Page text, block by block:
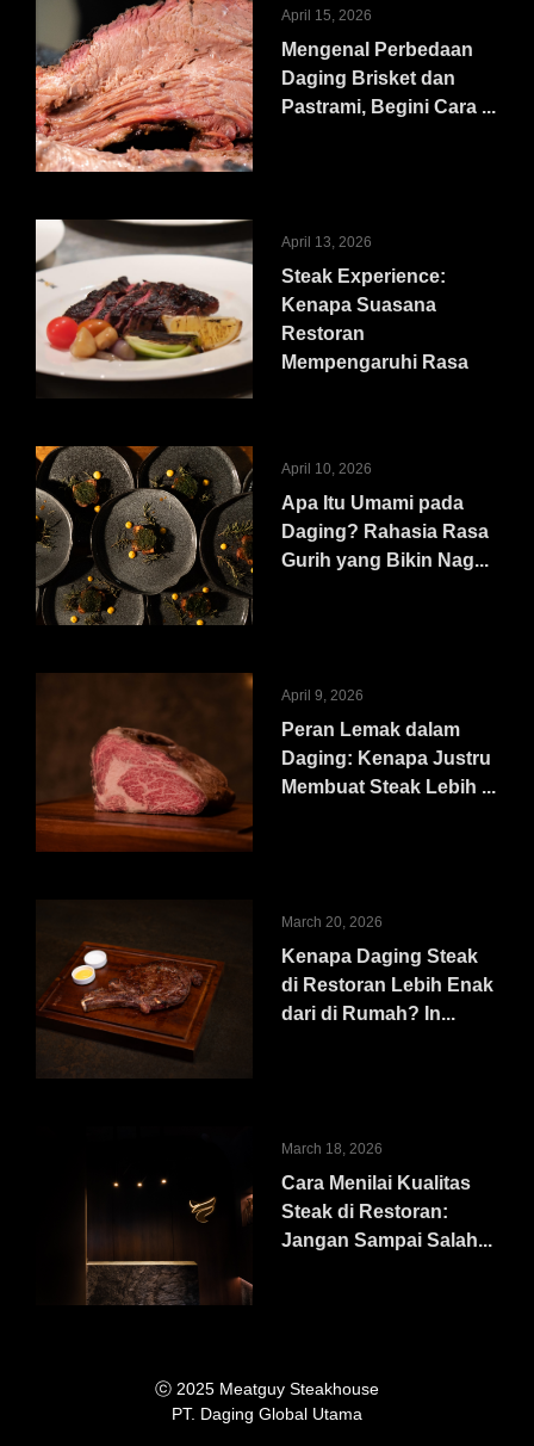
April 15, 2026
Mengenal Perbedaan
Daging Brisket dan
Pastrami, Begini Cara ...
April 13, 2026
Steak Experience:
Kenapa Suasana
Restoran
Mempengaruhi Rasa
April 10, 2026
Apa Itu Umami pada
Daging? Rahasia Rasa
Gurih yang Bikin Nag...
April 9, 2026
Peran Lemak dalam
Daging: Kenapa Justru
Membuat Steak Lebih ...
March 20, 2026
Kenapa Daging Steak
di Restoran Lebih Enak
dari di Rumah? In...
March 18, 2026
Cara Menilai Kualitas
Steak di Restoran:
Jangan Sampai Salah...
ⓒ 2025 Meatguy Steakhouse
PT. Daging Global Utama